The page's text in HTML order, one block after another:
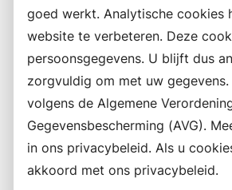
goed werkt. Analytische cookies
website te verbeteren. Deze
persoonsgegevens. U blijft dus
zorgvuldig om met uw
volgens de Algemene
Gegevensbescherming (AVG).
in ons privacybeleid. Als u
akkoord met ons privacybeleid.